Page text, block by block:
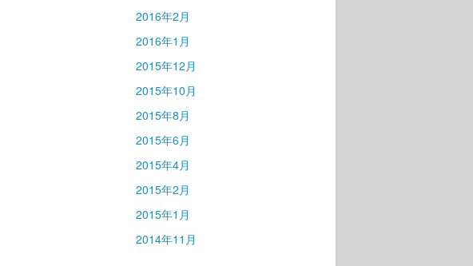
2016年2月
2016年1月
2015年12月
2015年10月
2015年8月
2015年6月
2015年4月
2015年2月
2015年1月
2014年11月